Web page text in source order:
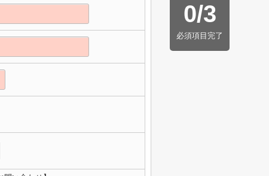
0/3
必須項目完了